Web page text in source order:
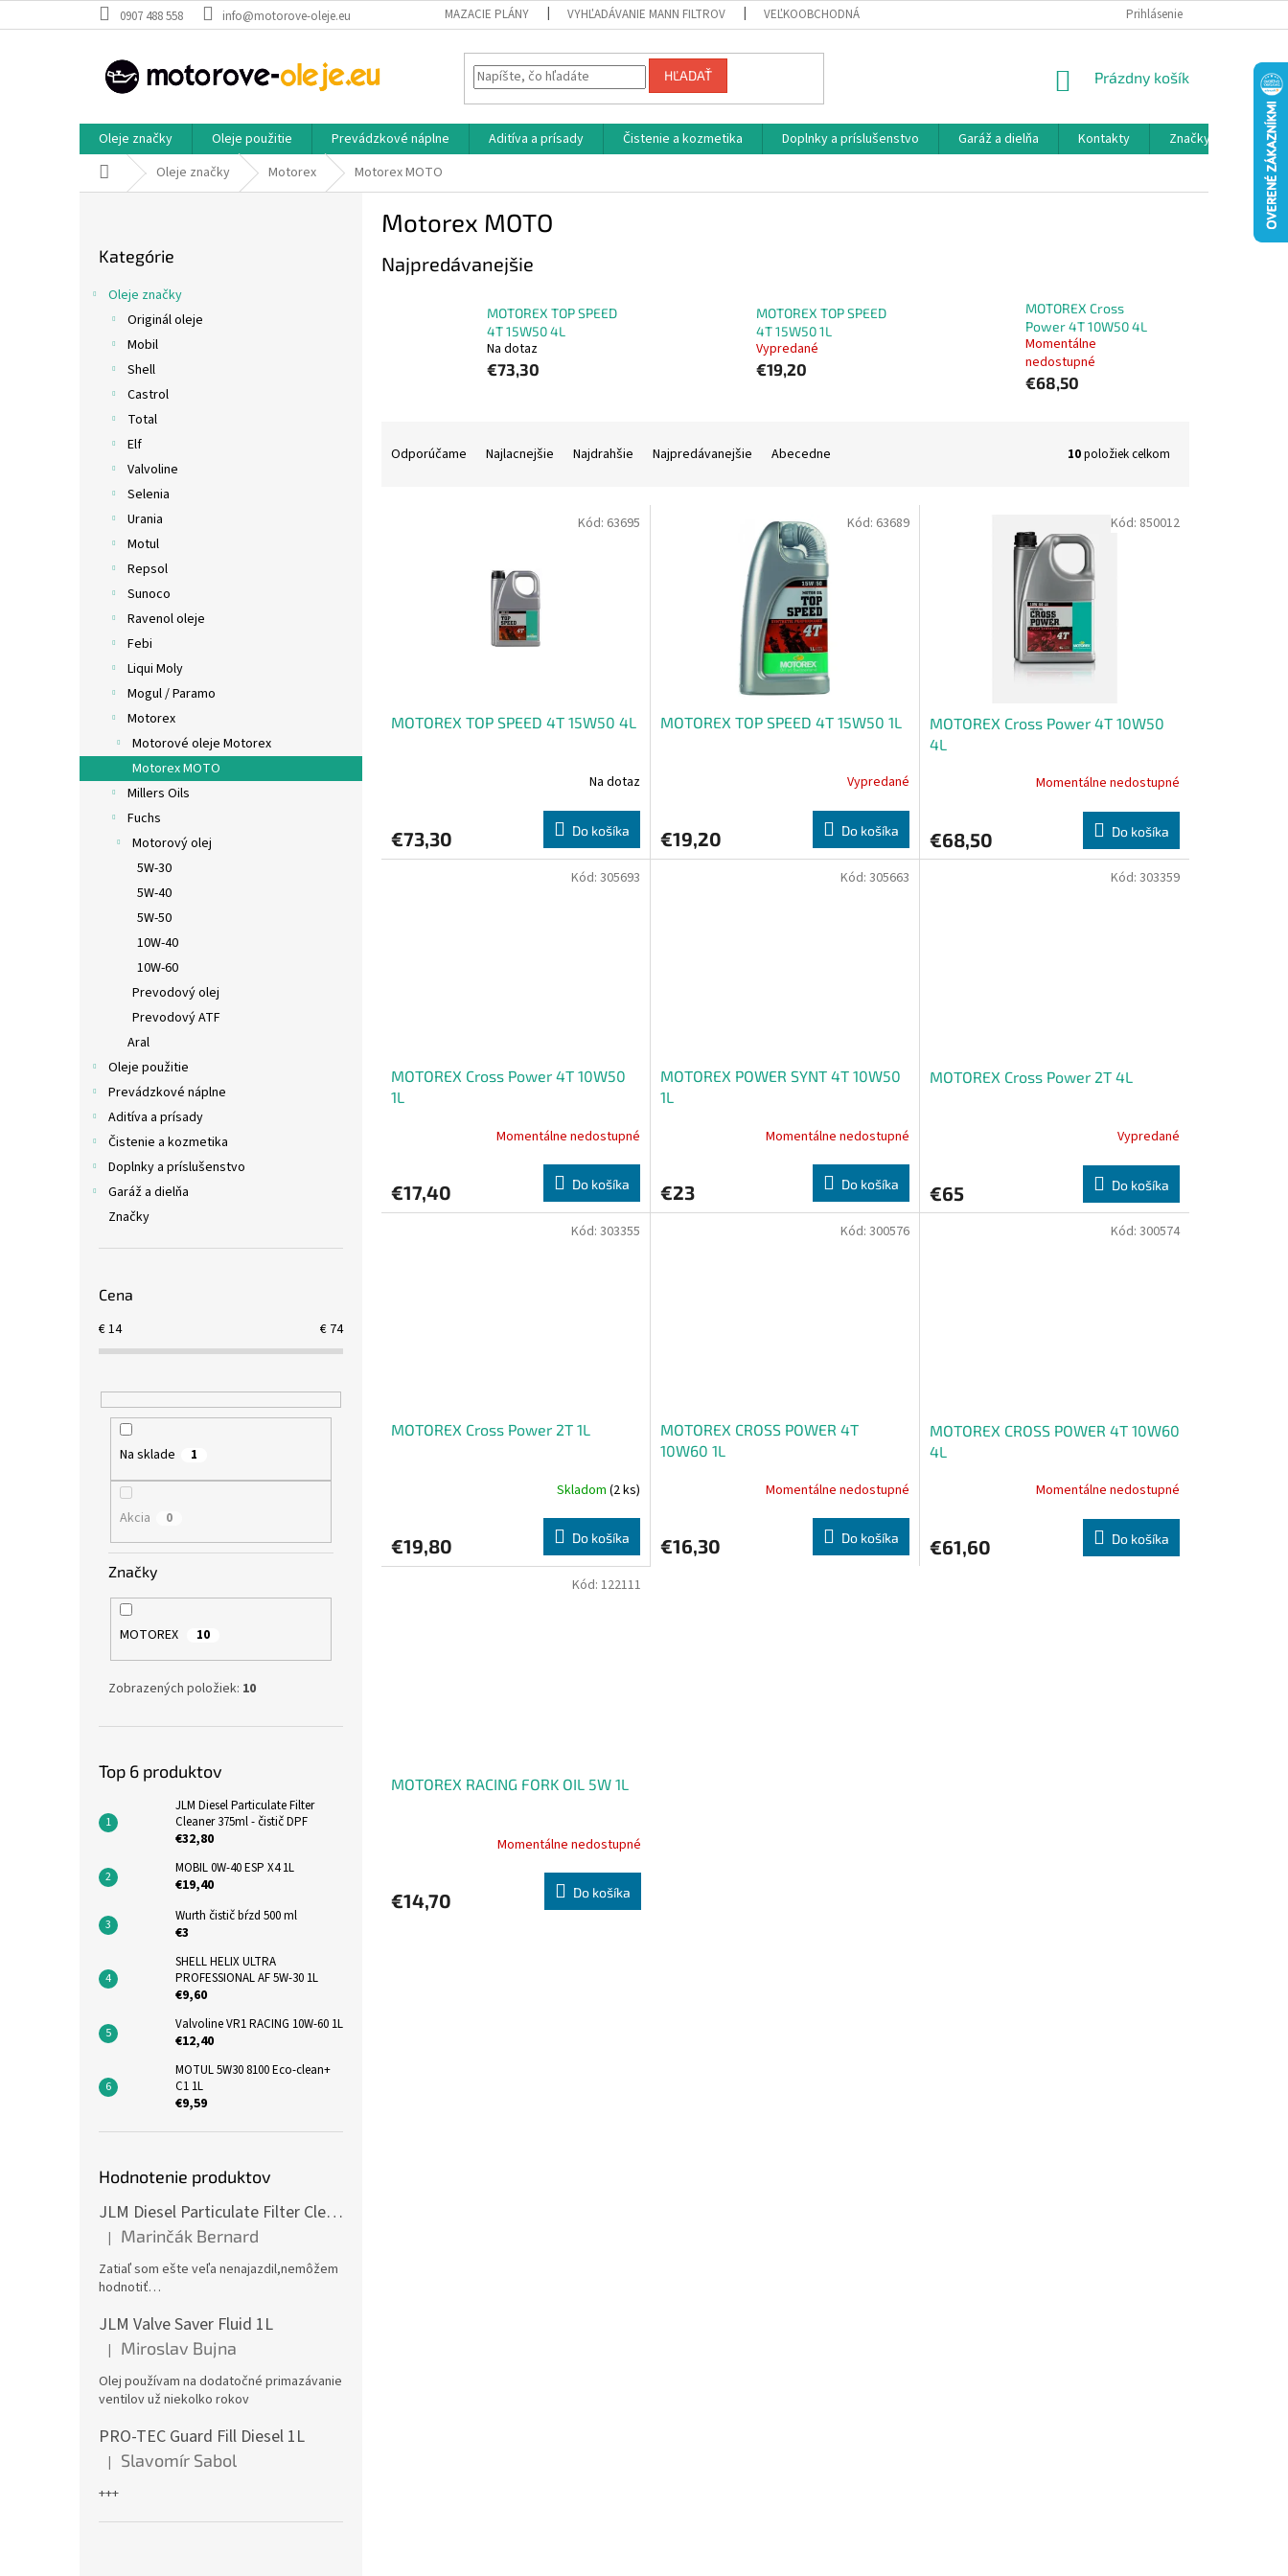
na
0907 488 558 info@motorove-oleje.eu MAZACIE PLÁNY VYHĽADÁVANIE MANN FILTROV VEĽKOOBCHODNÁ SPOLUPRÁCA OCHRANA OSOBNÝCH
Prihlásenie
HĽADAŤ
NÁKUPNÝ
Prázdny košík
Oleje značky Oleje použitie Prevádzkové náplne Aditíva a prísady Čistenie a kozmetika Doplnky a príslušenstvo Garáž a dielňa Kontakty
Značky
Domov Oleje značky Motorex Motorex MOTO
kategórie
Kategórie
Oleje značky
Originál oleje
Mobil
Shell
Castrol
Total
Elf
Valvoline
Selenia
Urania
Motul
Repsol
Sunoco
Ravenol oleje
Febi
Liqui Moly
Mogul / Paramo
Motorex
Motorové oleje Motorex
Motorex MOTO
Millers Oils
Fuchs
Motorový olej
5W-30
5W-40
5W-50
10W-40
10W-60
Prevodový olej
Prevodový ATF
Aral
Oleje použitie
Prevádzkové náplne
Aditíva a prísady
Čistenie a kozmetika
Doplnky a príslušenstvo
Garáž a dielňa
Značky
Cena
€14 € 74
Na sklade 1
Akcia 0
Značky
MOTOREX 10
Zobrazených položiek: 10
Top 6 produktov
JLM Diesel Particulate Filter
Cleaner 375ml - čistič DPF
€32,80
MOBIL 0W-40 ESP X4 1L
€19,40
Wurth čistič bŕzd 500 ml
€3
SHELL HELIX ULTRA
PROFESSIONAL AF 5W-30 1L
€9,60
Valvoline VR1 RACING 10W-60 1L
€12,40
MOTUL 5W30 8100 Eco-clean+
C1 1L
€9,59
Hodnotenie produktov
JLM Diesel Particulate Filter Cleaner 375ml - čistič DPF
Hodnotenie produktu je 5 z 5 hviezdičiek.
| Marinčák Bernard
Zatiaľ som ešte veľa nenajazdil,nemôžem
hodnotiť…
JLM Valve Saver Fluid 1L
Hodnotenie produktu je 5 z 5 hviezdičiek.
| Miroslav Bujna
Olej používam na dodatočné primazávanie
ventilov už niekolko rokov
PRO-TEC Guard Fill Diesel 1L
Hodnotenie produktu je 5 z 5 hviezdičiek.
| Slavomír Sabol
+++
Motorex MOTO
Najpredávanejšie
MOTOREX TOP SPEED
4T 15W50 4L
Na dotaz
€73,30
MOTOREX TOP SPEED
4T 15W50 1L
Vypredané
€19,20
MOTOREX Cross
Power 4T 10W50 4L
Momentálne
nedostupné
€68,50
Odporúčame Najlacnejšie Najdrahšie Najpredávanejšie Abecedne 10položiek celkom
MOTOREX TOP SPEED 4T 15W50 4L
Na dotaz
€73,30 Do košíka
Kód: 63695
MOTOREX TOP SPEED 4T 15W50 1L
Vypredané
€19,20 Do košíka
Kód: 63689
MOTOREX Cross Power 4T 10W50
4L
Momentálne nedostupné
€68,50 Do košíka
Kód: 850012
MOTOREX Cross Power 4T 10W50
1L
Momentálne nedostupné
€17,40 Do košíka
Kód: 305693
MOTOREX POWER SYNT 4T 10W50
1L
je
5,0
Momentálne nedostupné
€23 Do košíka
Kód: 305663
MOTOREX Cross Power 2T 4L
Vypredané
€65 Do košíka
Kód: 303359
MOTOREX Cross Power 2T 1L
Skladom (2 ks)
€19,80 Do košíka
Kód: 303355
MOTOREX CROSS POWER 4T
10W60 1L
Momentálne nedostupné
€16,30 Do košíka
Kód: 300576
MOTOREX CROSS POWER 4T 10W60
4L
Momentálne nedostupné
€61,60 Do košíka
Kód: 300574
MOTOREX RACING FORK OIL 5W 1L
Momentálne nedostupné
€14,70 Do košíka
Kód: 122111